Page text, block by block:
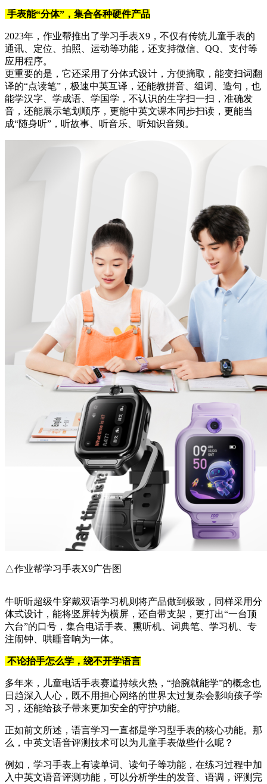
手表能“分体”，集合各种硬件产品
2023年，作业帮推出了学习手表X9，不仅有传统儿童手表的
通讯、定位、拍照、运动等功能，还支持微信、QQ、支付等
应用程序。
更重要的是，它还采用了分体式设计，方便摘取，能变扫词翻
译的“点读笔”，极速中英互译，还能教拼音、组词、造句，也
能学汉字、学成语、学国学，不认识的生字扫一扫，准确发
音，还能展示笔划顺序，更能中英文课本同步扫读，更能当
成“随身听”，听故事、听音乐、听知识音频。
△作业帮学习手表X9广告图
牛听听超级牛穿戴双语学习机则将产品做到极致，同样采用分
体式设计，能将竖屏转为横屏，还自带支架，更打出“一台顶
六台”的口号，集合电话手表、熏听机、词典笔、学习机、专
注闹钟、哄睡音响为一体。
不论抬手怎么学，绕不开学语言
多年来，儿童电话手表赛道持续火热，“抬腕就能学”的概念也
日趋深入人心，既不用担心网络的世界太过复杂会影响孩子学
习，还能给孩子带来更加安全的守护功能。
正如前文所述，语言学习一直都是学习型手表的核心功能。那
么，中英文语音评测技术可以为儿童手表做些什么呢？
例如，学习手表上有读单词、读句子等功能，在练习过程中加
入中英文语音评测功能，可以分析学生的发音、语调，评测完